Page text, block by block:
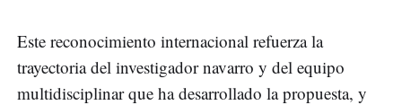
Este reconocimiento internacional refuerza la
trayectoria del investigador navarro y del equipo
multidisciplinar que ha desarrollado la propuesta, y